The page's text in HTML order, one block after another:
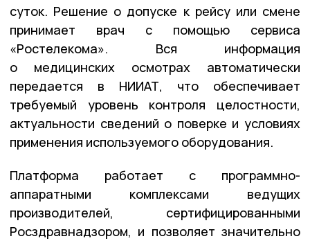
суток. Решение о допуске к рейсу или смене
принимает врач с помощью сервиса
«Ростелекома». Вся информация
о медицинских осмотрах автоматически
передается в НИИАТ, что обеспечивает
требуемый уровень контроля целостности,
актуальности сведений о поверке и условиях
применения используемого оборудования.
Платформа работает с программно-
аппаратными комплексами ведущих
производителей, сертифицированными
Росздравнадзором, и позволяет значительно